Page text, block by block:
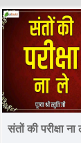
Pujya Stuti Ji
संतों की परीक्षा ना ले ! Speech